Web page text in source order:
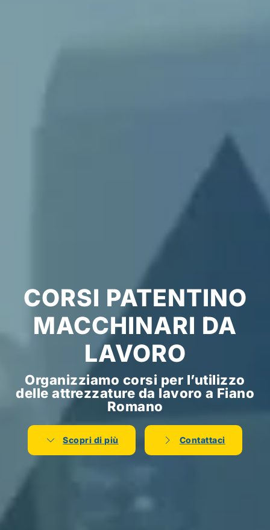
CORSI PATENTINO
MACCHINARI DA
LAVORO
Organizziamo corsi per l’utilizzo
delle attrezzature da lavoro a Fiano
Romano
Scopri di più Contattaci